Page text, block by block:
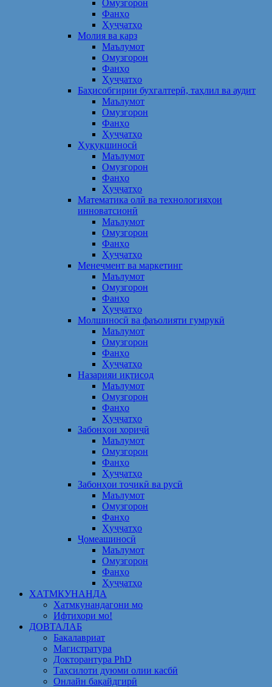
Омузгорон
Фанҳо
Ҳуҷҷатҳо
Молия ва қарз
Маълумот
Омузгорон
Фанҳо
Ҳуҷҷатҳо
Баҳисобгирии бухгалтерӣ, таҳлил ва аудит
Маълумот
Омузгорон
Фанҳо
Ҳуҷҷатҳо
Ҳуқуқшиносӣ
Маълумот
Омузгорон
Фанҳо
Ҳуҷҷатҳо
Математика олӣ ва технологияҳои
инноватсионӣ
Маълумот
Омузгорон
Фанҳо
Ҳуҷҷатҳо
Менеҷмент ва маркетинг
Маълумот
Омузгорон
Фанҳо
Ҳуҷҷатҳо
Молшиносӣ ва фаъолияти гумрукӣ
Маълумот
Омузгорон
Фанҳо
Ҳуҷҷатҳо
Назарияи иқтисод
Маълумот
Омузгорон
Фанҳо
Ҳуҷҷатҳо
Забонҳои хориҷӣ
Маълумот
Омузгорон
Фанҳо
Ҳуҷҷатҳо
Забонҳои тоҷикӣ ва русӣ
Маълумот
Омузгорон
Фанҳо
Ҳуҷҷатҳо
Ҷомеашиносӣ
Маълумот
Омузгорон
Фанҳо
Ҳуҷҷатҳо
ХАТМКУНАНДА
Хатмкунандагони мо
Ифтихори мо!
ДОВТАЛАБ
Бакалавриат
Магистратура
Докторантура PhD
Таҳсилоти дуюми олии касбӣ
Онлайн бақайдгирӣ